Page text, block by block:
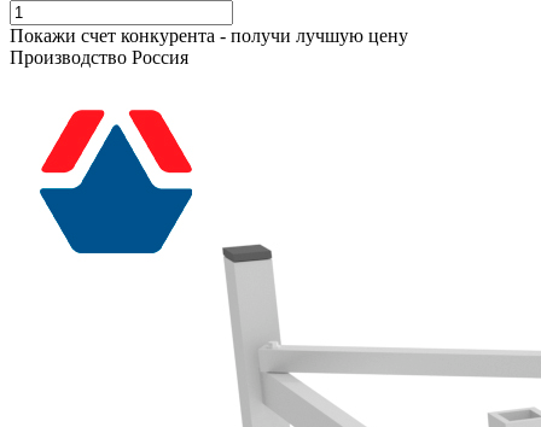
Покажи счет конкурента - получи лучшую цену
Производство Россия